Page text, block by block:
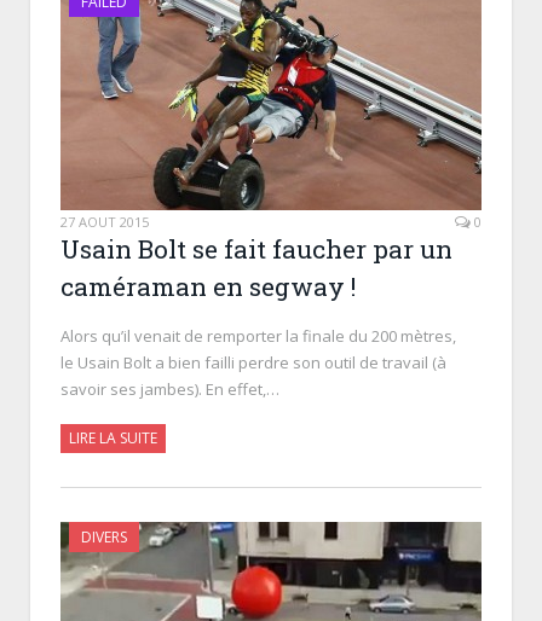
27 AOÛT 2015 0
Usain Bolt se fait faucher par un
caméraman en segway !
Alors qu’il venait de remporter la finale du 200 mètres,
le Usain Bolt a bien failli perdre son outil de travail (à
savoir ses jambes). En effet,…
LIRE LA SUITE
DIVERS